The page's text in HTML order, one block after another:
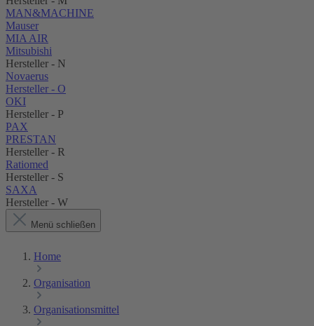
MAN&MACHINE
Mauser
MIA AIR
Mitsubishi
Hersteller - N
Novaerus
Hersteller - O
OKI
Hersteller - P
PAX
PRESTAN
Hersteller - R
Ratiomed
Hersteller - S
SAXA
Hersteller - W
Menü schließen
Home
Organisation
Organisationsmittel